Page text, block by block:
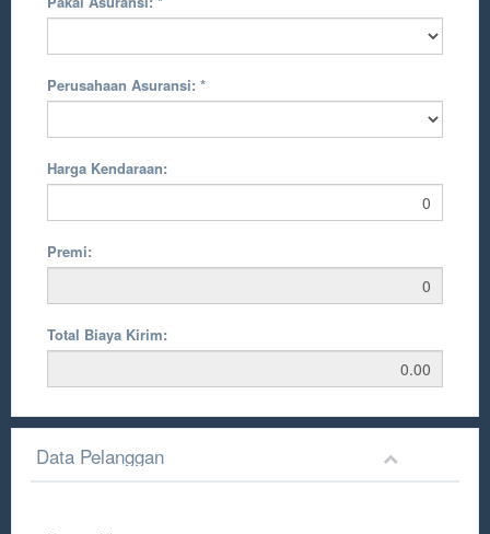
Perusahaan Asuransi: *
Harga Kendaraan:
Premi:
Total Biaya Kirim:
Data Pelanggan